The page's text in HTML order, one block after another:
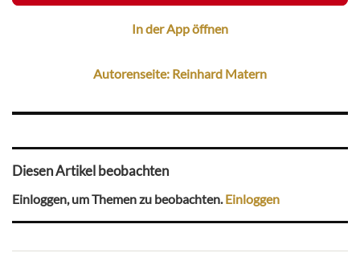
In der App öffnen
Autorenseite: Reinhard Matern
Diesen Artikel beobachten
Einloggen, um Themen zu beobachten.Einloggen